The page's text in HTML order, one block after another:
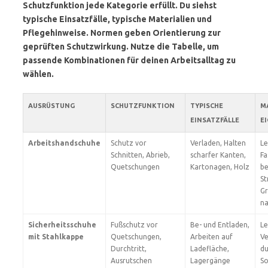
Schutzfunktion jede Kategorie erfüllt. Du siehst
typische Einsatzfälle, typische Materialien und
Pflegehinweise. Normen geben Orientierung zur
geprüften Schutzwirkung. Nutze die Tabelle, um
passende Kombinationen für deinen Arbeitsalltag zu
wählen.
AUSRÜSTUNG SCHUTZFUNKTION
TYPISCHE
EINSATZFÄLLE
Arbeitshandschuhe
Schutz vor
Schnitten, Abrieb,
Quetschungen
Verladen, Halten
scharfer Kanten,
Kartonagen, Holz
Sicherheitsschuhe
mit Stahlkappe
Fußschutz vor
Quetschungen,
Durchtritt,
Ausrutschen
Be- und Entladen,
Arbeiten auf
Ladefläche,
Lagergänge